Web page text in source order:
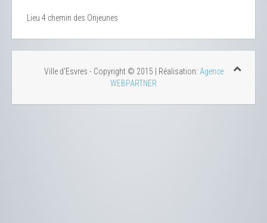
Lieu 4 chemin des Onjeunes
Ville d'Esvres - Copyright © 2015 | Réalisation: Agence
WEBPARTNER